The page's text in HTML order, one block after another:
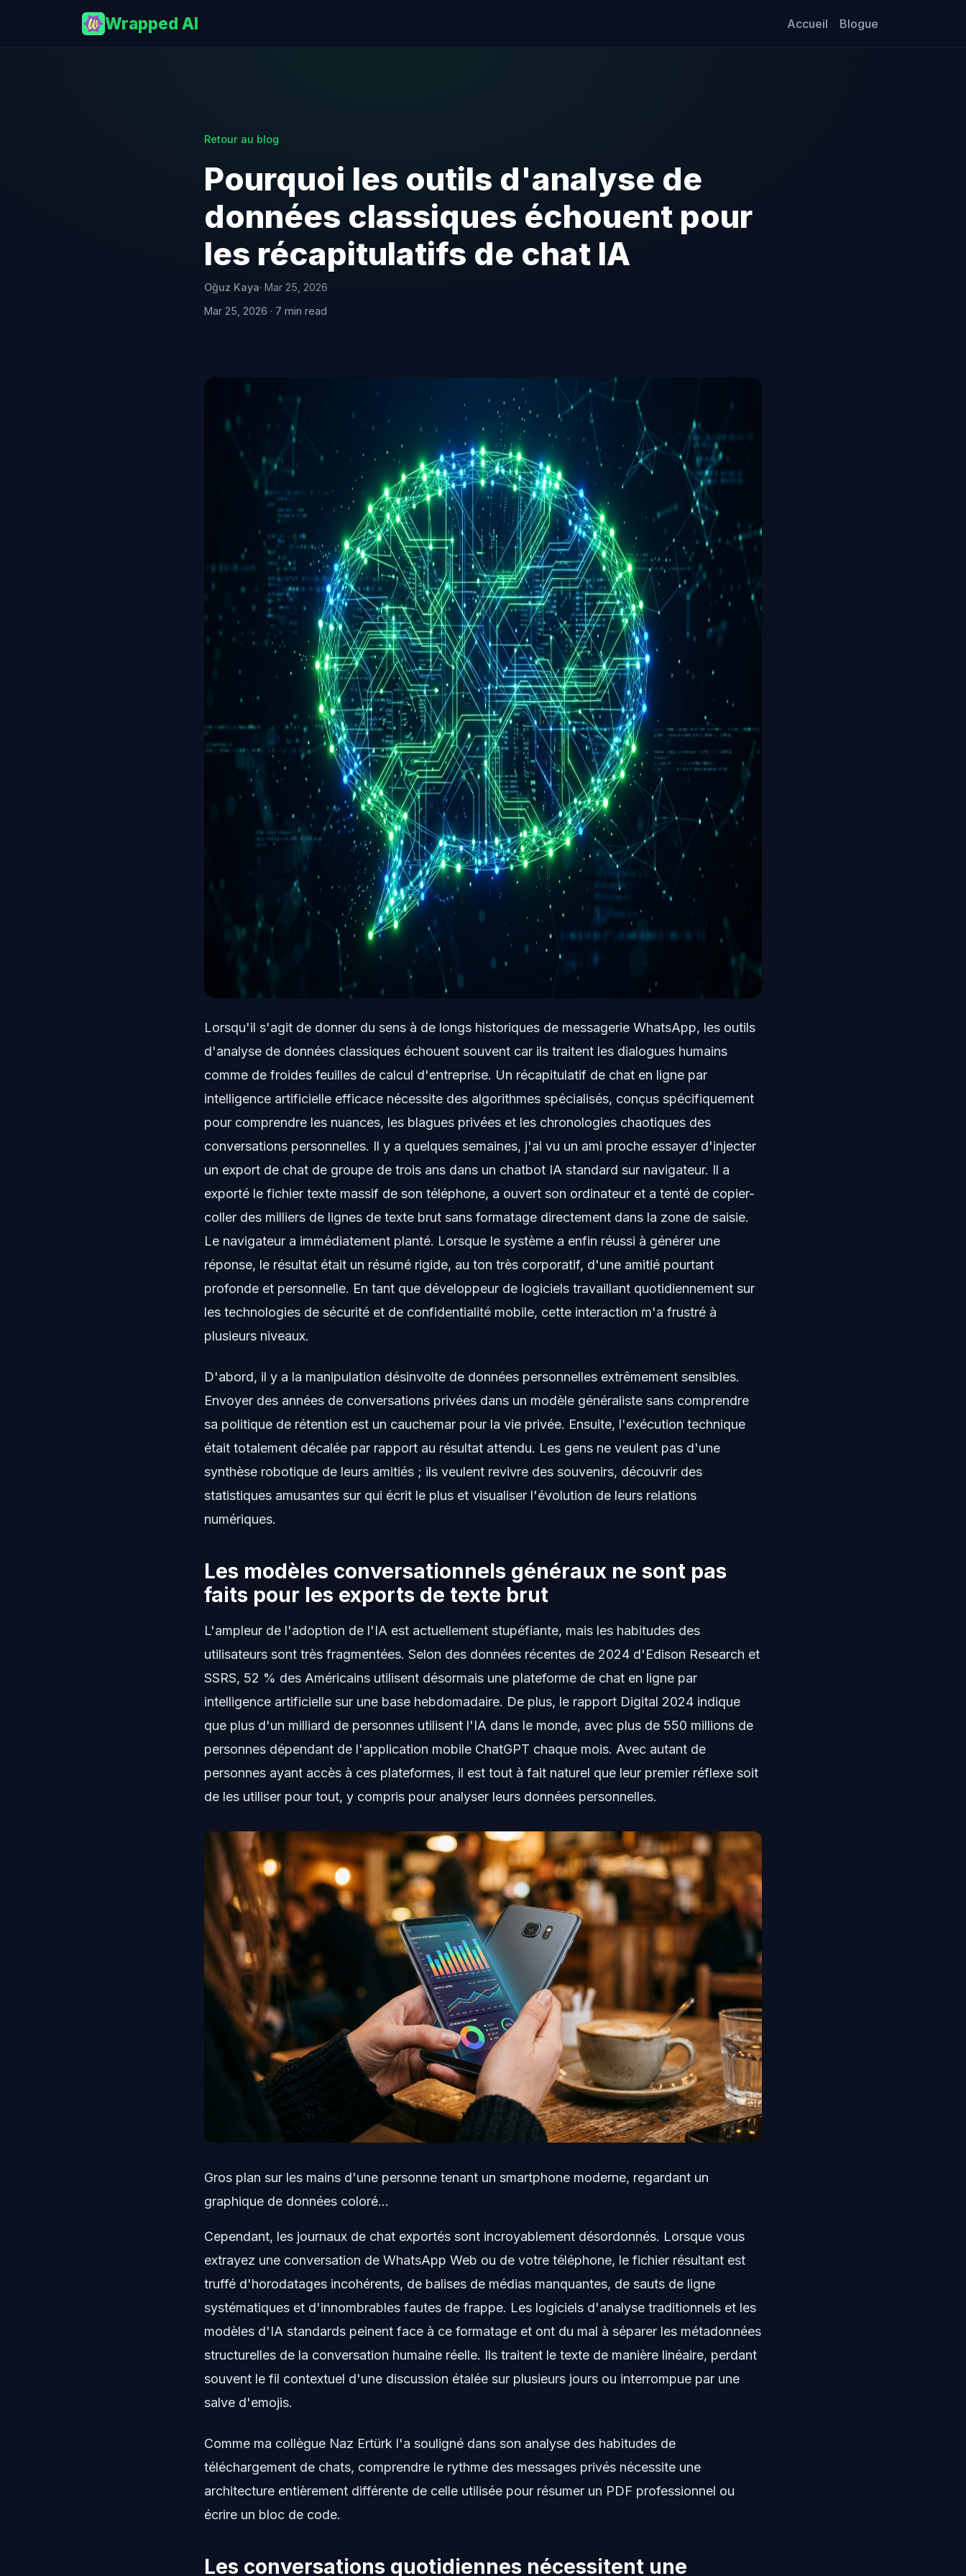
Wrapped AI Accueil Blogue
Retour au blog
Pourquoi les outils d'analyse de
données classiques échouent pour
les récapitulatifs de chat IA
Oğuz Kaya· Mar 25, 2026
Mar 25, 2026 · 7 min read
Lorsqu'il s'agit de donner du sens à de longs historiques de messagerie WhatsApp, les outils
d'analyse de données classiques échouent souvent car ils traitent les dialogues humains
comme de froides feuilles de calcul d'entreprise. Un récapitulatif de chat en ligne par
intelligence artificielle efficace nécessite des algorithmes spécialisés, conçus spécifiquement
pour comprendre les nuances, les blagues privées et les chronologies chaotiques des
conversations personnelles. Il y a quelques semaines, j'ai vu un ami proche essayer d'injecter
un export de chat de groupe de trois ans dans un chatbot IA standard sur navigateur. Il a
exporté le fichier texte massif de son téléphone, a ouvert son ordinateur et a tenté de copier-
coller des milliers de lignes de texte brut sans formatage directement dans la zone de saisie.
Le navigateur a immédiatement planté. Lorsque le système a enfin réussi à générer une
réponse, le résultat était un résumé rigide, au ton très corporatif, d'une amitié pourtant
profonde et personnelle. En tant que développeur de logiciels travaillant quotidiennement sur
les technologies de sécurité et de confidentialité mobile, cette interaction m'a frustré à
plusieurs niveaux.
D'abord, il y a la manipulation désinvolte de données personnelles extrêmement sensibles.
Envoyer des années de conversations privées dans un modèle généraliste sans comprendre
sa politique de rétention est un cauchemar pour la vie privée. Ensuite, l'exécution technique
était totalement décalée par rapport au résultat attendu. Les gens ne veulent pas d'une
synthèse robotique de leurs amitiés ; ils veulent revivre des souvenirs, découvrir des
statistiques amusantes sur qui écrit le plus et visualiser l'évolution de leurs relations
numériques.
Les modèles conversationnels généraux ne sont pas
faits pour les exports de texte brut
L'ampleur de l'adoption de l'IA est actuellement stupéfiante, mais les habitudes des
utilisateurs sont très fragmentées. Selon des données récentes de 2024 d'Edison Research et
SSRS, 52 % des Américains utilisent désormais une plateforme de chat en ligne par
intelligence artificielle sur une base hebdomadaire. De plus, le rapport Digital 2024 indique
que plus d'un milliard de personnes utilisent l'IA dans le monde, avec plus de 550 millions de
personnes dépendant de l'application mobile ChatGPT chaque mois. Avec autant de
personnes ayant accès à ces plateformes, il est tout à fait naturel que leur premier réflexe soit
de les utiliser pour tout, y compris pour analyser leurs données personnelles.
Gros plan sur les mains d'une personne tenant un smartphone moderne, regardant un
graphique de données coloré...
Cependant, les journaux de chat exportés sont incroyablement désordonnés. Lorsque vous
extrayez une conversation de WhatsApp Web ou de votre téléphone, le fichier résultant est
truffé d'horodatages incohérents, de balises de médias manquantes, de sauts de ligne
systématiques et d'innombrables fautes de frappe. Les logiciels d'analyse traditionnels et les
modèles d'IA standards peinent face à ce formatage et ont du mal à séparer les métadonnées
structurelles de la conversation humaine réelle. Ils traitent le texte de manière linéaire, perdant
souvent le fil contextuel d'une discussion étalée sur plusieurs jours ou interrompue par une
salve d'emojis.
Comme ma collègue Naz Ertürk l'a souligné dans son analyse des habitudes de
téléchargement de chats, comprendre le rythme des messages privés nécessite une
architecture entièrement différente de celle utilisée pour résumer un PDF professionnel ou
écrire un bloc de code.
Les conversations quotidiennes nécessitent une